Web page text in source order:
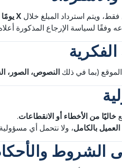
فقط، ويتم استرداد المبلغ خلال X يومًا
لسياسة الإرجاع المذكورة
(بما في ذلك النصوص، الصور،
خاليًا من الأخطاء أو الانقطاعات.
بالكامل، ولا نتحمل أي